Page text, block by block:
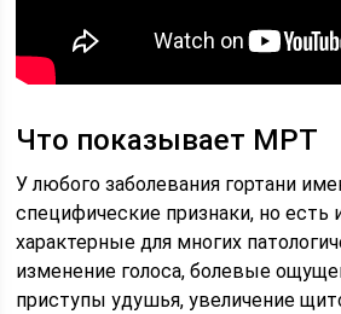
Что показывает МРТ
У любого заболевания гортани
специфические признаки, но
характерные для многих
изменение голоса, болевые
приступы удушья, увеличение